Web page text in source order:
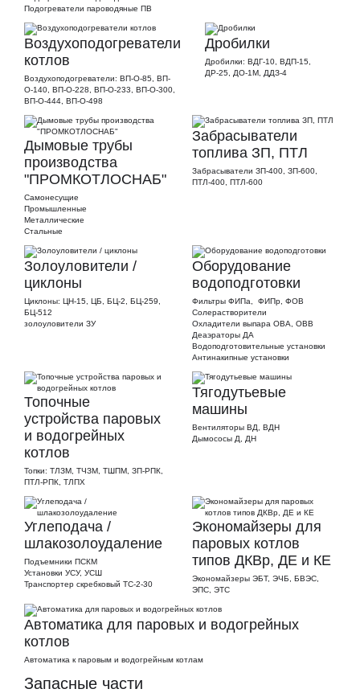
Подогреватели пароводяные ПВ
Воздухоподогреватели
котлов
Воздухоподогреватели: ВП-О-85, ВП-
О-140, ВП-О-228, ВП-О-233, ВП-О-300,
ВП-О-444, ВП-О-498
Дробилки
Дробилки: ВДГ-10, ВДП-15,
ДР-25, ДО-1М, ДДЗ-4
Дымовые трубы
производства
"ПРОМКОТЛОСНАБ"
Самонесущие
Промышленные
Металлические
Стальные
Забрасыватели
топлива ЗП, ПТЛ
Забрасыватели ЗП-400, ЗП-600,
ПТЛ-400, ПТЛ-600
Золоуловители /
циклоны
Циклоны: ЦН-15, ЦБ, БЦ-2, БЦ-259,
БЦ-512
золоуловители ЗУ
Оборудование
водоподготовки
Фильтры ФИПа, ФИПр, ФОВ
Солерастворители
Охладители выпара ОВА, ОВВ
Деаэраторы ДА
Водоподготовительные установки
Антинакипные установки
Топочные
устройства паровых
и водогрейных
котлов
Топки: ТЛЗМ, ТЧЗМ, ТШПМ, ЗП-РПК,
ПТЛ-РПК, ТЛПХ
Тягодутьевые
машины
Вентиляторы ВД, ВДН
Дымососы Д, ДН
Углеподача /
шлакозолоудаление
Подъемники ПСКМ
Установки УСУ, УСШ
Транспортер скребковый ТС-2-30
Экономайзеры для
паровых котлов
типов ДКВр, ДЕ и КЕ
Экономайзеры ЭБТ, ЭЧБ, БВЭС,
ЭПС, ЭТС
Автоматика для паровых и водогрейных
котлов
Автоматика к паровым и водогрейным котлам
Запасные части